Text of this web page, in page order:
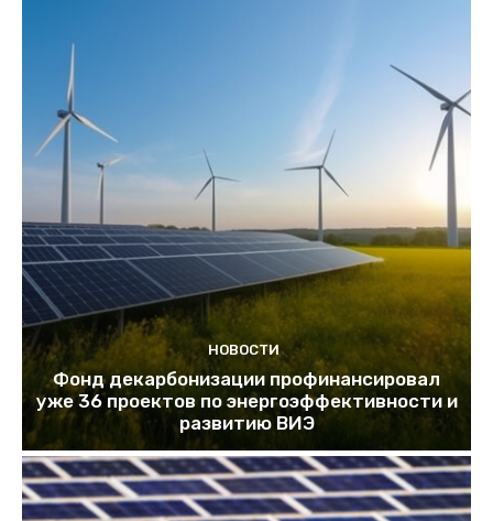
НОВОСТИ
Фонд декарбонизации профинансировал
уже 36 проектов по энергоэффективности и
развитию ВИЭ